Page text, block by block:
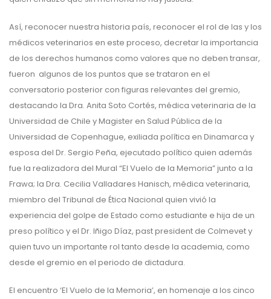
Así, reconocer nuestra historia país, reconocer el rol de las y los
médicos veterinarios en este proceso, decretar la importancia
de los derechos humanos como valores que no deben transar,
fueron algunos de los puntos que se trataron en el
conversatorio posterior con figuras relevantes del gremio,
destacando la Dra. Anita Soto Cortés, médica veterinaria de la
Universidad de Chile y Magister en Salud Pública de la
Universidad de Copenhague, exiliada política en Dinamarca y
esposa del Dr. Sergio Peña, ejecutado político quien además
fue la realizadora del Mural “El Vuelo de la Memoria” junto a la
Frawa; la Dra. Cecilia Valladares Hanisch, médica veterinaria,
miembro del Tribunal de Ética Nacional quien vivió la
experiencia del golpe de Estado como estudiante e hija de un
preso político y el Dr. Iñigo Díaz, past president de Colmevet y
quien tuvo un importante rol tanto desde la academia, como
desde el gremio en el periodo de dictadura.
El encuentro ‘El Vuelo de la Memoria’, en homenaje a los cinco